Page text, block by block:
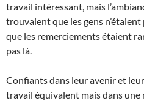
travail intéressant, mais
trouvaient que les gens
que les remerciements étaient
pas là.
Confiants dans leur avenir et
travail équivalent mais dans une